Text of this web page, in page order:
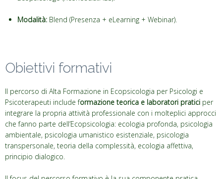
Modalità: Blend (Presenza + eLearning + Webinar).
Obiettivi formativi
Il percorso di Alta Formazione in Ecopsicologia per Psicologi e
Psicoterapeuti include formazione teorica e laboratori pratici per
integrare la propria attività professionale con i molteplici approcci
che fanno parte dell’Ecopsicologia: ecologia profonda, psicologia
ambientale, psicologia umanistico esistenziale, psicologia
transpersonale, teoria della complessità, ecologia affettiva,
principio dialogico.